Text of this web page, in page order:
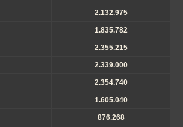
2.132.975
1.835.782
2.355.215
2.339.000
2.354.740
1.605.040
876.268